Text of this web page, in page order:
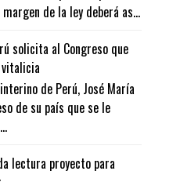
de la ley deberá as...
solicita al Congreso que
de Perú, José María
de su país que se le
lectura proyecto para